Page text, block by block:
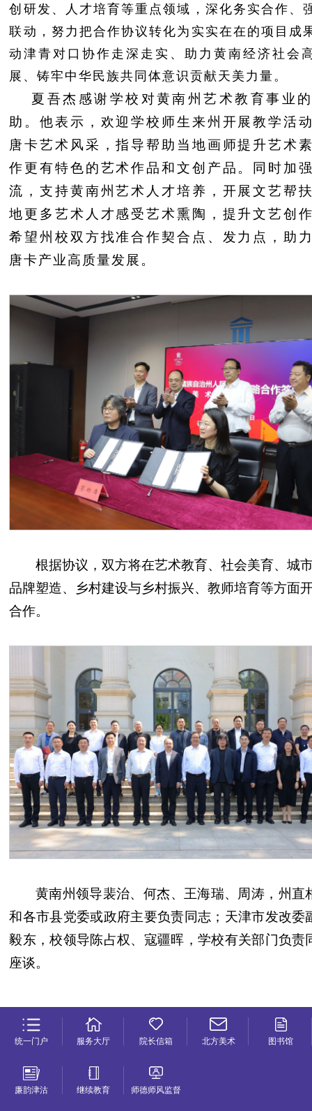
创研发、人才培育等重点领域，深化务实合作、
联动，努力把合作协议转化为实实在在的项目成
动津青对口协作走深走实、助力黄南经济社会
展、铸牢中华民族共同体意识贡献天美力量。
夏吾杰感谢学校对黄南州艺术教育事业
助。他表示，欢迎学校师生来州开展教学活
唐卡艺术风采，指导帮助当地画师提升艺术
作更有特色的艺术作品和文创产品。同时加
流，支持黄南州艺术人才培养，开展文艺帮
地更多艺术人才感受艺术熏陶，提升文艺创
希望州校双方找准合作契合点、发力点，助
唐卡产业高质量发展。
根据协议，双方将在艺术教育、社会美育、城
品牌塑造、乡村建设与乡村振兴、教师培育等方面
合作。
黄南州领导裴治、何杰、王海瑞、周涛，州直
和各市县党委或政府主要负责同志；天津市发改委
毅东，校领导陈占权、寇疆晖，学校有关部门负责
座谈。
统一门户 服务大厅 院长信箱 北方美术 图书馆
廉韵津沽 继续教育 师德师风监督